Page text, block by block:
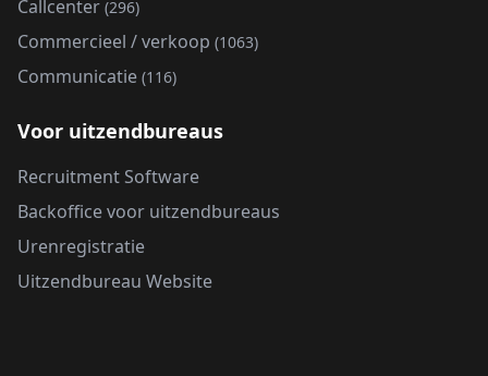
Callcenter (296)
Commercieel / verkoop (1063)
Communicatie (116)
Voor uitzendbureaus
Recruitment Software
Backoffice voor uitzendbureaus
Urenregistratie
Uitzendbureau Website